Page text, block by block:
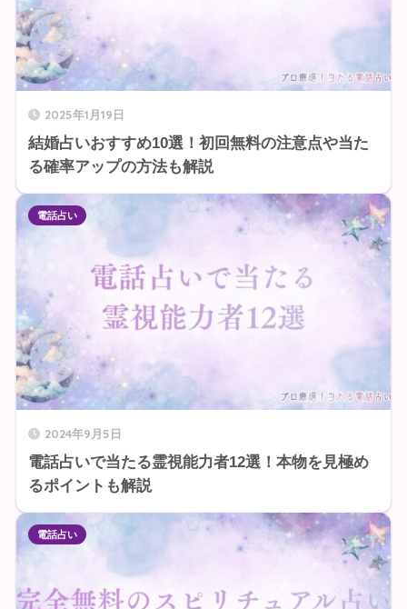
2025年1月19日
結婚占いおすすめ10選！初回無料の注意点や当た
る確率アップの方法も解説
2024年9月5日
電話占いで当たる霊視能力者12選！本物を見極め
るポイントも解説
電話占い
電話占い